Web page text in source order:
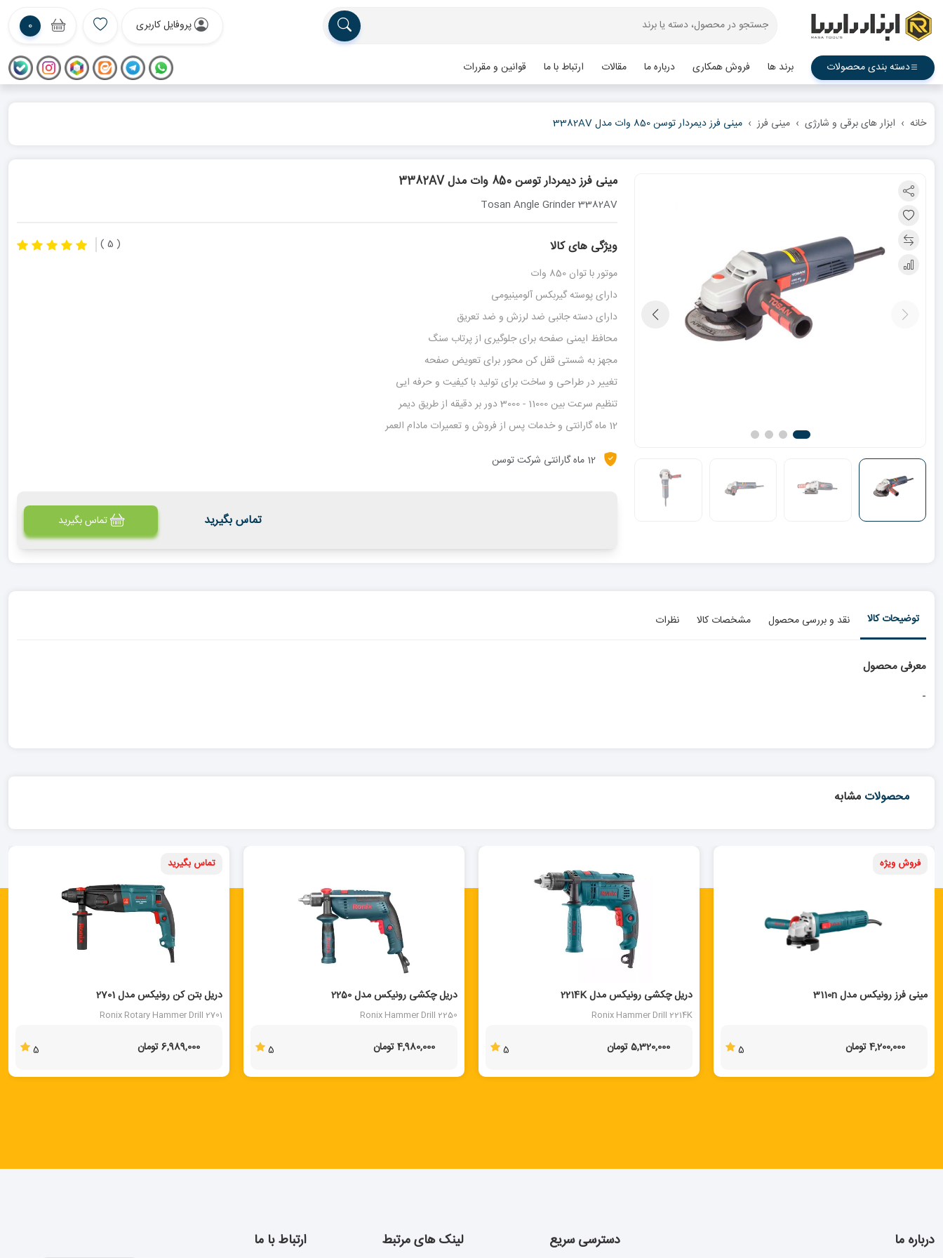
پروفایل کاربری 0
دسته بندی محصولات برند ها فروش همکاری درباره ما مقالات ارتباط با ما قوانین و مقررات
خانه ابزار های برقی و شارژی مینی فرز مینی فرز دیمردار توسن 850 وات مدل 3382AV
مینی فرز دیمردار توسن 850 وات مدل 3382AV
Tosan Angle Grinder 3382AV
ویژگی های کالا
موتور با توان 850 وات
دارای پوسته گیربکس آلومینیومی
دارای دسته جانبی ضد لرزش و ضد تعریق
محافظ ایمنی صفحه برای جلوگیری از پرتاب سنگ
مجهز به شستی قفل کن محور برای تعویض صفحه
تغییر در طراحی و ساخت برای تولید با کیفیت و حرفه ایی
تنظیم سرعت بین 11000 - 3000 دور بر دقیقه از طریق دیمر
12 ماه گارانتی و خدمات پس از فروش و تعمیرات مادام العمر
( 5 )
12 ماه گارانتی شرکت توسن
تماس بگیرید تماس بگیرید
توضیحات کالا نقد و بررسی محصول مشخصات کالا نظرات
معرفی محصول
-
محصولات مشابه
فروش ویژه
مینی فرز رونیکس مدل 3110n
4,200,000 تومان 5
دریل چکشی رونیکس مدل 2214K
Ronix Hammer Drill 2214K
5,320,000 تومان 5
دریل چکشی رونیکس مدل 2250
Ronix Hammer Drill 2250
4,980,000 تومان 5
تماس بگیرید
دریل بتن کن رونیکس مدل 2701
Ronix Rotary Hammer Drill 2701
6,989,000 تومان 5
درباره ما دسترسی سریع لینک های مرتبط ارتباط با ما